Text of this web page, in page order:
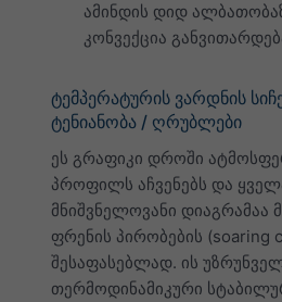
ამინდის დიდ
კონვექცია
ტემპერატურის ვარდნის
ტენიანობა / ღრუბლები
ეს გრაფიკი დროში
პროფილს აჩვენებს და
მნიშვნელოვანი დიაგრამაა
ფრენის პირობების (soaring
შესაფასებლად. ის
თერმოდინამიკური